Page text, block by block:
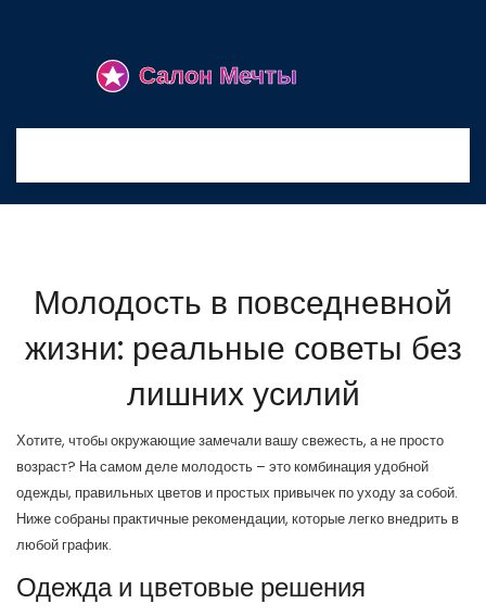
Молодость в повседневной
жизни: реальные советы без
лишних усилий
Хотите, чтобы окружающие замечали вашу свежесть, а не просто
возраст? На самом деле молодость – это комбинация удобной
одежды, правильных цветов и простых привычек по уходу за собой.
Ниже собраны практичные рекомендации, которые легко внедрить в
любой график.
Одежда и цветовые решения